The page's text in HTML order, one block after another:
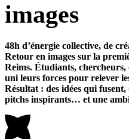
images
48h d’énergie collective, de
Retour en images sur la
Reims. Étudiants,
uni leurs forces pour relever
Résultat : des idées qui
pitchs inspirants… et une